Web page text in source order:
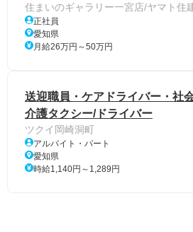
住まいのギャラリー一宮店/ヤマト住
正社員
愛知県
月給26万円～50万円
送迎職員・ケアドライバー・社
介護タクシー/ドライバー
ツクイ岡崎洞町
アルバイト・パート
愛知県
時給1,140円～1,289円